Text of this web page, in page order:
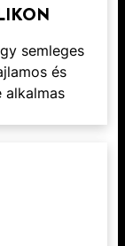
semleges
és
alkalmas